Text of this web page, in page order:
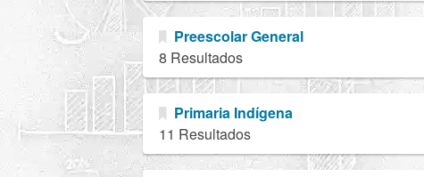
Preescolar General
8 Resultados
Primaria Indígena
11 Resultados